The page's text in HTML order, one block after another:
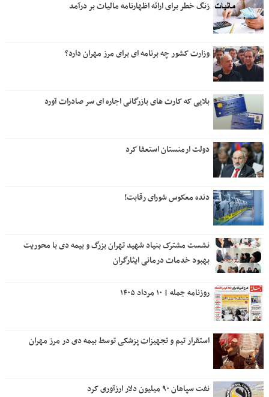
زنگ خطر برای ارائه اظهارنامه مالیات بر درآمد
وزارت کشور چه برنامه ای برای مرز مهران دارد؟
بلایی که کارت های بازرگانی اجاره ای سر صادرات آورد
دولت ارمنستان استعفا کرد
دنده معکوس شورای رقابت!
نشست مشترک بنیاد شهید تهران بزرگ و بیمه دی با محوریت
بهبود خدمات درمانی ایثارگران
روزنامه جمله | ۱۰ مرداد ۱۴۰۵
استقرار تیم و تجهیزات پزشکی توسط بیمه دی در مرز مهران
نفت سپاهان ۹۰ میلیون دلار ارزآوری کرد